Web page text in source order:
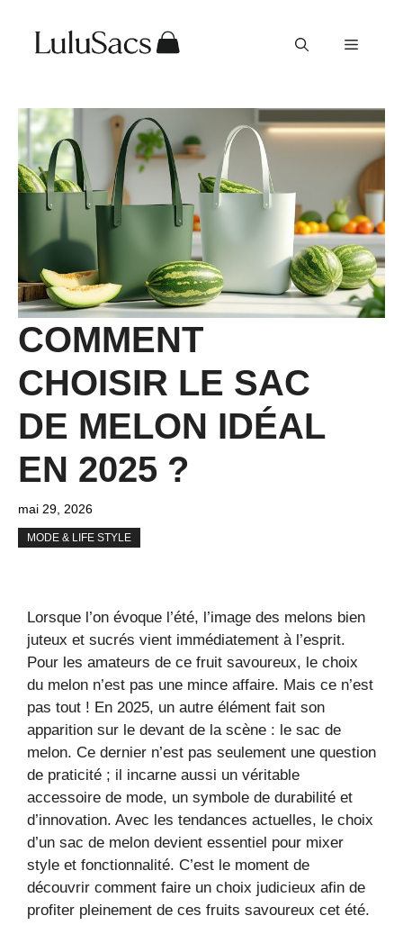
contenu
Menu
COMMENT
CHOISIR LE SAC
DE MELON IDÉAL
EN 2025 ?
mai 29, 2026
MODE & LIFE STYLE
Lorsque l’on évoque l’été, l’image des melons bien
juteux et sucrés vient immédiatement à l’esprit.
Pour les amateurs de ce fruit savoureux, le choix
du melon n’est pas une mince affaire. Mais ce n’est
pas tout ! En 2025, un autre élément fait son
apparition sur le devant de la scène : le sac de
melon. Ce dernier n’est pas seulement une question
de praticité ; il incarne aussi un véritable
accessoire de mode, un symbole de durabilité et
d’innovation. Avec les tendances actuelles, le choix
d’un sac de melon devient essentiel pour mixer
style et fonctionnalité. C’est le moment de
découvrir comment faire un choix judicieux afin de
profiter pleinement de ces fruits savoureux cet été.